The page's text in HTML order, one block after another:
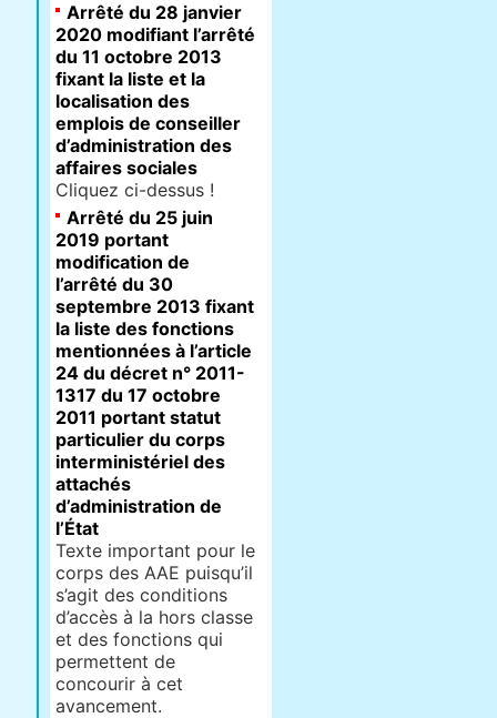
Arrêté du 28 janvier
2020 modifiant l’arrêté
du 11 octobre 2013
fixant la liste et la
localisation des
emplois de conseiller
d’administration des
affaires sociales
Cliquez ci-dessus !
Arrêté du 25 juin
2019 portant
modification de
l’arrêté du 30
septembre 2013 fixant
la liste des fonctions
mentionnées à l’article
24 du décret n° 2011-
1317 du 17 octobre
2011 portant statut
particulier du corps
interministériel des
attachés
d’administration de
l’État
Texte important pour le
corps des AAE puisqu’il
s’agit des conditions
d’accès à la hors classe
et des fonctions qui
permettent de
concourir à cet
avancement.